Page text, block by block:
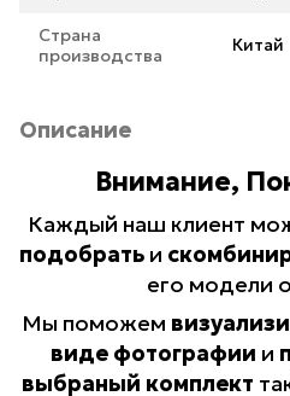
Страна
производства
Китай
Описание
Внимание,
Каждый наш клиент
подобрать и
его модели
Мы поможем
виде фотографии и
выбраный комплект